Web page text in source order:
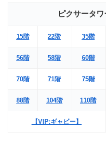
ピクサータ
15階 22階 35階
56階 58階 60階
70階 71階 75階
88階 104階 110階
【VIP:ギャビー】